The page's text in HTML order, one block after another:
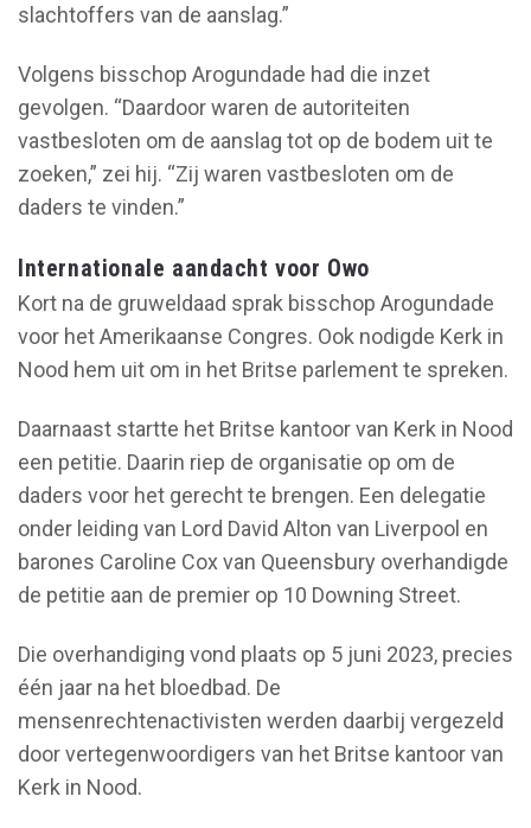
slachtoffers van de aanslag.”
Volgens bisschop Arogundade had die inzet
gevolgen. “Daardoor waren de autoriteiten
vastbesloten om de aanslag tot op de bodem uit te
zoeken,” zei hij. “Zij waren vastbesloten om de
daders te vinden.”
Internationale aandacht voor Owo
Kort na de gruweldaad sprak bisschop Arogundade
voor het Amerikaanse Congres. Ook nodigde Kerk in
Nood hem uit om in het Britse parlement te spreken.
Daarnaast startte het Britse kantoor van Kerk in Nood
een petitie. Daarin riep de organisatie op om de
daders voor het gerecht te brengen. Een delegatie
onder leiding van Lord David Alton van Liverpool en
barones Caroline Cox van Queensbury overhandigde
de petitie aan de premier op 10 Downing Street.
Die overhandiging vond plaats op 5 juni 2023, precies
één jaar na het bloedbad. De
mensenrechtenactivisten werden daarbij vergezeld
door vertegenwoordigers van het Britse kantoor van
Kerk in Nood.